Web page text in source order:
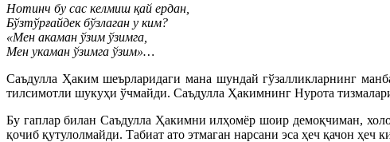
Нотинч бу сас келмиш қай ердан,
Бўзтўрғайдек бўзлаган у ким?
«Мен акаман ўзим ўзимга,
Мен укаман ўзимга ўзим»…
Саъдулла Ҳаким шеърларидаги мана шундай гўзалликларнинг
тилсимотли шукуҳи ўчмайди. Саъдулла Ҳакимнинг Нурота
Бу гаплар билан Саъдулла Ҳакимни илҳомёр шоир демоқчиман,
қочиб қутулолмайди. Табиат ато этмаган нарсани эса ҳеч қачон ҳеч